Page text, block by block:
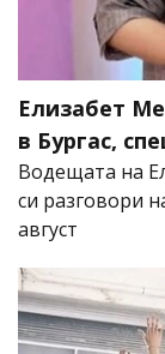
Елизабет
в Бургас,
Водещата на
си разговори
август